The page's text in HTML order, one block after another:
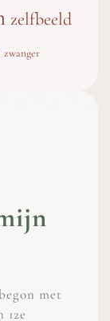
zelfbeeld
zwanger
met